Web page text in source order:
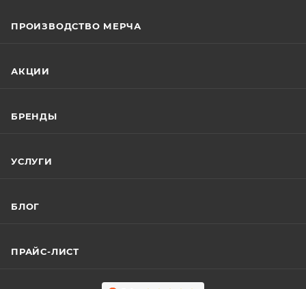
ПРОИЗВОДСТВО МЕРЧА
АКЦИИ
БРЕНДЫ
УСЛУГИ
БЛОГ
ПРАЙС-ЛИСТ